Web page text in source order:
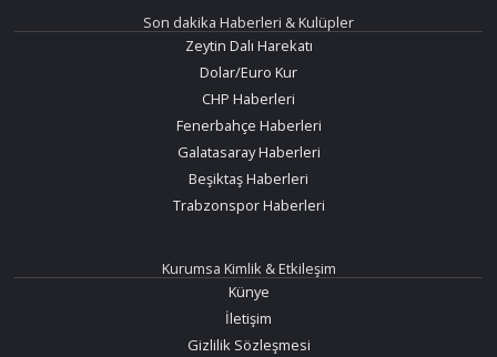
Son dakika Haberleri & Kulüpler
Zeytin Dalı Harekatı
Dolar/Euro Kur
CHP Haberleri
Fenerbahçe Haberleri
Galatasaray Haberleri
Beşiktaş Haberleri
Trabzonspor Haberleri
Kurumsa Kimlik & Etkileşim
Künye
İletişim
Gizlilik Sözleşmesi